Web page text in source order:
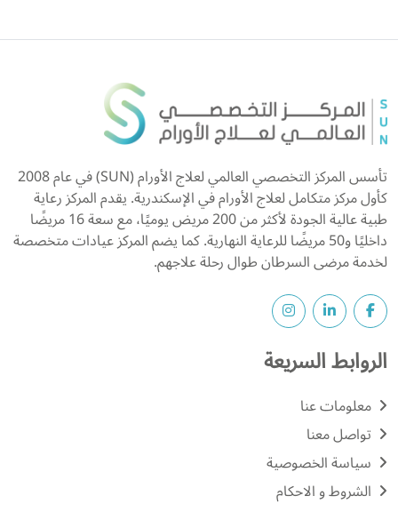
تأسس المركز التخصصي العالمي لعلاج الأورام (SUN) في عام 2008
كأول مركز متكامل لعلاج الأورام في الإسكندرية. يقدم المركز رعاية
طبية عالية الجودة لأكثر من 200 مريض يوميًا، مع سعة 16 مريضًا
داخليًا و50 مريضًا للرعاية النهارية. كما يضم المركز عيادات متخصصة
لخدمة مرضى السرطان طوال رحلة علاجهم.
الروابط السريعة
معلومات عنا
تواصل معنا
سياسة الخصوصية
الشروط و الاحكام